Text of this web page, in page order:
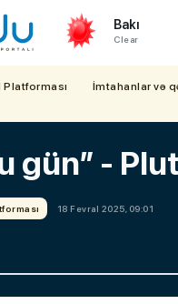
Bakı
Clear
İmtahanlar və
gün” -
18 Fevral 2025, 09:01